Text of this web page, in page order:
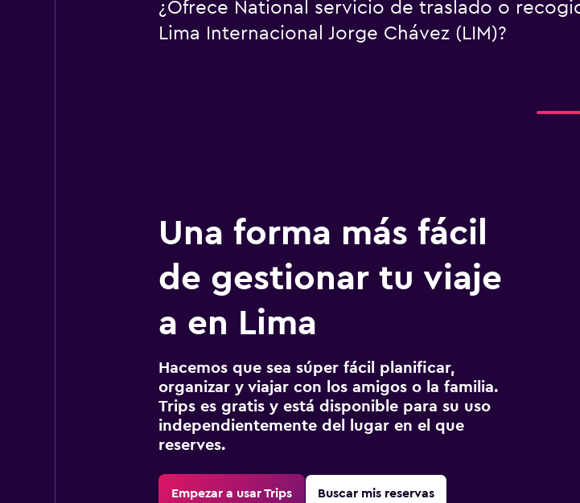
¿Ofrece National servicio de traslado o
Lima Internacional Jorge Chávez (LIM)?
Una forma más fácil
de gestionar tu viaje
a en Lima
Hacemos que sea súper fácil planificar,
organizar y viajar con los amigos o la familia.
Trips es gratis y está disponible para su uso
independientemente del lugar en el que
reserves.
Empezar a usar Trips Buscar mis reservas